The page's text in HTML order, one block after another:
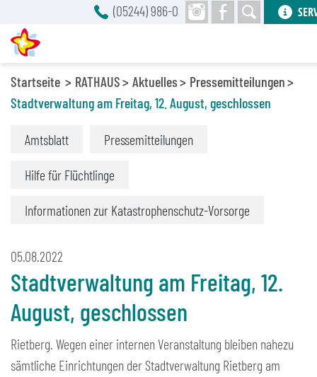
Startseite RATHAUS Aktuelles
Pressemitteilungen
Stadtverwaltung am Freitag, 12. August, geschlossen
Amtsblatt Pressemitteilungen
Hilfe für Flüchtlinge
Informationen zur Katastrophenschutz-Vorsorge
05.08.2022
Stadtverwaltung am Freitag, 12.
August, geschlossen
Rietberg. Wegen einer internen Veranstaltung bleiben nahezu
sämtliche Einrichtungen der Stadtverwaltung Rietberg am
(05244) 986-0